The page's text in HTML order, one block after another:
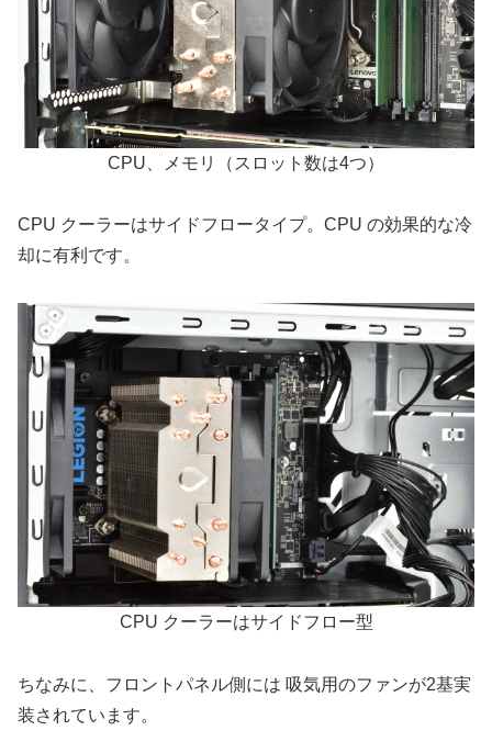
CPU、メモリ（スロット数は4つ）
CPU クーラーはサイドフロータイプ。CPU の効果的な冷
却に有利です。
CPU クーラーはサイドフロー型
ちなみに、フロントパネル側には 吸気用のファンが2基実
装されています。